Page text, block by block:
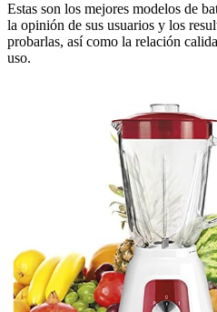
Estas son los mejores modelos de
la opinión de sus usuarios y los
probarlas, así como la relación
uso.